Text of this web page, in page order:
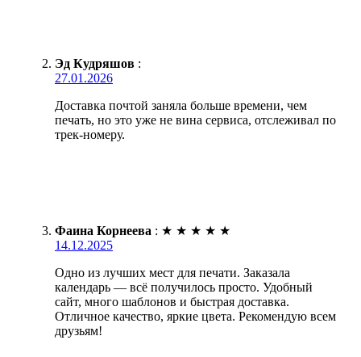
Эд Кудряшов :
27.01.2026
Доставка почтой заняла больше времени, чем
печать, но это уже не вина сервиса, отслеживал по
трек-номеру.
Фаина Корнеева : ★ ★ ★ ★ ★
14.12.2025
Одно из лучших мест для печати. Заказала
календарь — всё получилось просто. Удобный
сайт, много шаблонов и быстрая доставка.
Отличное качество, яркие цвета. Рекомендую всем
друзьям!